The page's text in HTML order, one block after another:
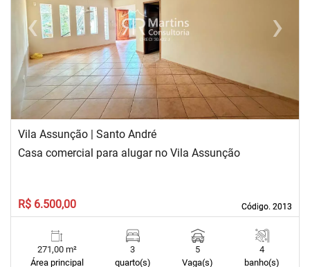
‹Previous ›Next
Vila Assunção | Santo André
Código. 2013
Código. 2013
Casa comercial para alugar no Vila Assunção
R$ 6.500,00
271,00 m²
Área principal
3
quarto(s)
5
Vaga(s)
4
banho(s)